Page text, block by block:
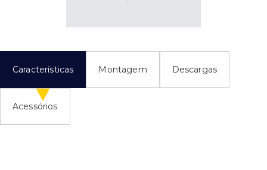
Características Montagem Descargas
Acessórios